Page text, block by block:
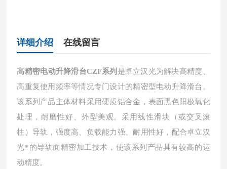
详细介绍 在线留言
高精密电动升降滑台CZF系列 是卓立汉光为解决高精度、
高重复使用频率等情况专门设计的精密型电动升降滑台。
该系列产品主体材料采用硬质铝合金，表面黑色阳极氧化
处理，耐磨性好、外型美观。采用线性滑块（或交叉滚
柱）导轨，强度高、负载能力强、耐用性好，配合卓立汉
光*的导轨面精密加工技术，使该系列产品具有较高的运
动精度。